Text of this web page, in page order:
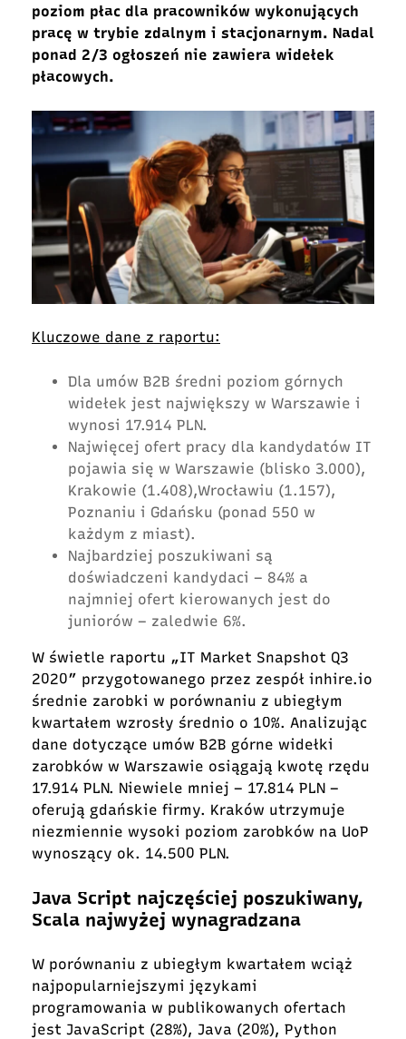
poziom płac dla pracowników wykonujących
pracę w trybie zdalnym i stacjonarnym. Nadal
ponad 2/3 ogłoszeń nie zawiera widełek
płacowych.
Kluczowe dane z raportu:
Dla umów B2B średni poziom górnych
widełek jest największy w Warszawie i
wynosi 17.914 PLN.
Najwięcej ofert pracy dla kandydatów IT
pojawia się w Warszawie (blisko 3.000),
Krakowie (1.408),Wrocławiu (1.157),
Poznaniu i Gdańsku (ponad 550 w
każdym z miast).
Najbardziej poszukiwani są
doświadczeni kandydaci – 84% a
najmniej ofert kierowanych jest do
juniorów – zaledwie 6%.
W świetle raportu „IT Market Snapshot Q3
2020” przygotowanego przez zespół inhire.io
średnie zarobki w porównaniu z ubiegłym
kwartałem wzrosły średnio o 10%. Analizując
dane dotyczące umów B2B górne widełki
zarobków w Warszawie osiągają kwotę rzędu
17.914 PLN. Niewiele mniej – 17.814 PLN –
oferują gdańskie firmy. Kraków utrzymuje
niezmiennie wysoki poziom zarobków na UoP
wynoszący ok. 14.500 PLN.
Java Script najczęściej poszukiwany,
Scala najwyżej wynagradzana
W porównaniu z ubiegłym kwartałem wciąż
najpopularniejszymi językami
programowania w publikowanych ofertach
jest JavaScript (28%), Java (20%), Python